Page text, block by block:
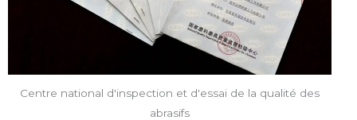
Centre national d'inspection et d'essai de la qualité des
abrasifs